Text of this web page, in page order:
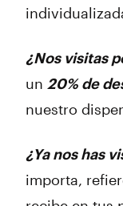
¿Nos visitas
un 20% de
nuestro
¿Ya nos has
importa,